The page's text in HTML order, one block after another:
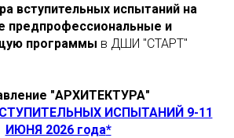
вступительных испытаний на
предпрофессиональные и
программы в ДШИ "СТАРТ"
"АРХИТЕКТУРА"
ИСПЫТАНИЙ 9-11
ИЮНЯ 2026 года*